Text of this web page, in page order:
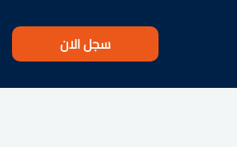
سجل الان